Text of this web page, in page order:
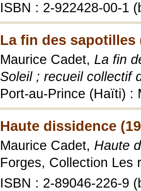
ISBN : 2-922428-00-1
La fin des sapotilles
Maurice Cadet, La fin
Soleil ; recueil collectif
Port-au-Prince (Haïti) :
Haute dissidence
Maurice Cadet, Haute
Forges, Collection Les
ISBN : 2-89046-226-9